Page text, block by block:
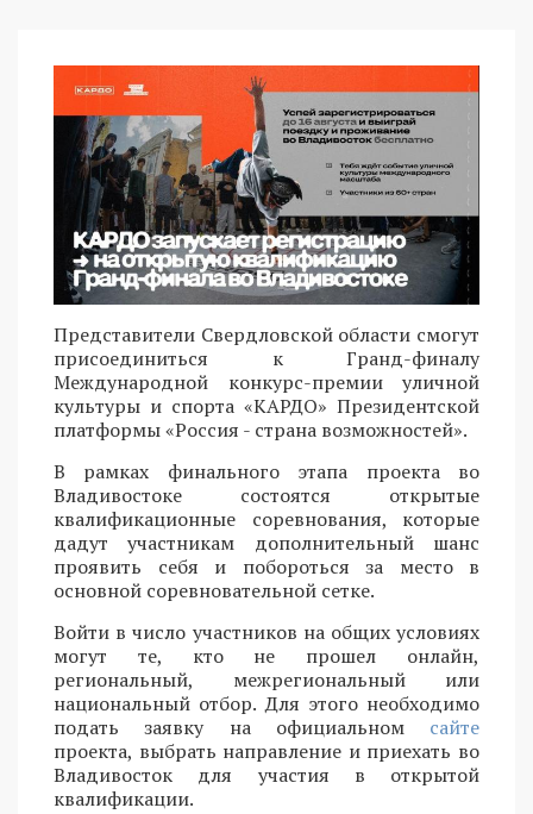
Представители Свердловской области смогут
присоединиться к Гранд-финалу
Международной конкурс-премии уличной
культуры и спорта «КАРДО» Президентской
платформы «Россия - страна возможностей».
В рамках финального этапа проекта во
Владивостоке состоятся открытые
квалификационные соревнования, которые
дадут участникам дополнительный шанс
проявить себя и побороться за место в
основной соревновательной сетке.
Войти в число участников на общих условиях
могут те, кто не прошел онлайн,
региональный, межрегиональный или
национальный отбор. Для этого необходимо
подать заявку на официальном сайте
проекта, выбрать направление и приехать во
Владивосток для участия в открытой
квалификации.